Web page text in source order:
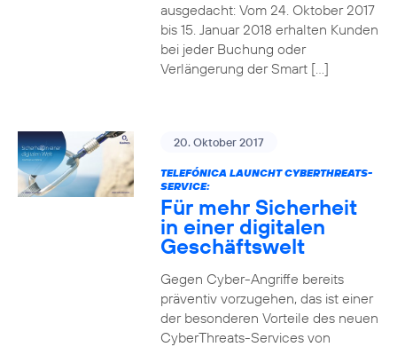
ausgedacht: Vom 24. Oktober 2017
bis 15. Januar 2018 erhalten Kunden
bei jeder Buchung oder
Verlängerung der Smart […]
20. Oktober 2017
TELEFÓNICA LAUNCHT CYBERTHREATS-
SERVICE:
Für mehr Sicherheit
in einer digitalen
Geschäftswelt
Gegen Cyber-Angriffe bereits
präventiv vorzugehen, das ist einer
der besonderen Vorteile des neuen
CyberThreats-Services von